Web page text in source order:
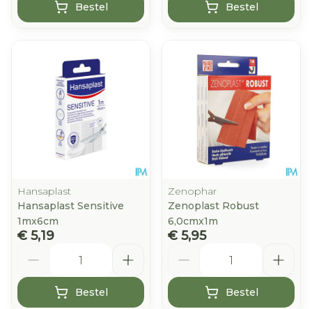
Bestel Bestel
Hansaplast
Hansaplast Sensitive
1mx6cm
€ 5,19
Bestel
Zenophar
Zenoplast Robust
6,0cmx1m
€ 5,95
Bestel